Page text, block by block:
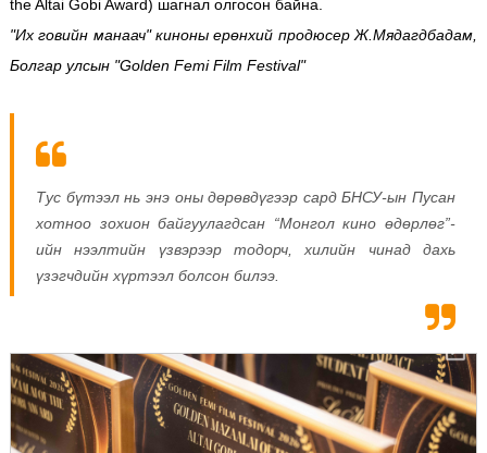
the Altai Gobi Award) шагнал олгосон байна.
"Их говийн манаач" киноны ерөнхий продюсер Ж.Мядагдбадам,
Болгар улсын "Golden Femi Film Festival"
Тус бүтээл нь энэ оны дөрөвдүгээр сард БНСУ-ын Пусан
хотноо зохион байгуулагдсан “Монгол кино өдөрлөг”-
ийн нээлтийн үзвэрээр тодорч, хилийн чинад дахь
үзэгчдийн хүртээл болсон билээ.